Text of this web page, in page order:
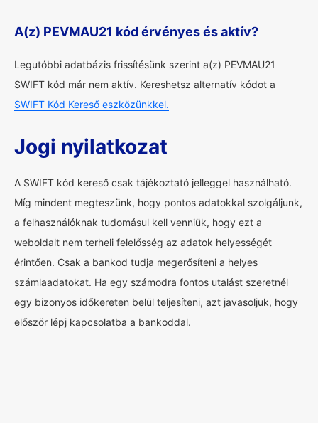
A(z) PEVMAU21 kód érvényes és aktív?
Legutóbbi adatbázis frissítésünk szerint a(z) PEVMAU21
SWIFT kód már nem aktív. Kereshetsz alternatív kódot a
SWIFT Kód Kereső eszközünkkel.
Jogi nyilatkozat
A SWIFT kód kereső csak tájékoztató jelleggel használható.
Míg mindent megteszünk, hogy pontos adatokkal szolgáljunk,
a felhasználóknak tudomásul kell venniük, hogy ezt a
weboldalt nem terheli felelősség az adatok helyességét
érintően. Csak a bankod tudja megerősíteni a helyes
számlaadatokat. Ha egy számodra fontos utalást szeretnél
egy bizonyos időkereten belül teljesíteni, azt javasoljuk, hogy
először lépj kapcsolatba a bankoddal.